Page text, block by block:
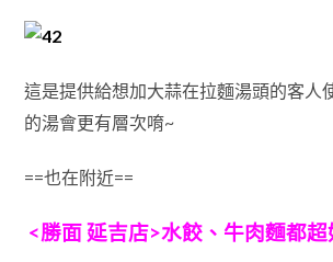
這是提供給想加大蒜在拉麵湯頭的客人
的湯會更有層次唷~
==也在附近==
<勝面 延吉店>水餃、牛肉麵都